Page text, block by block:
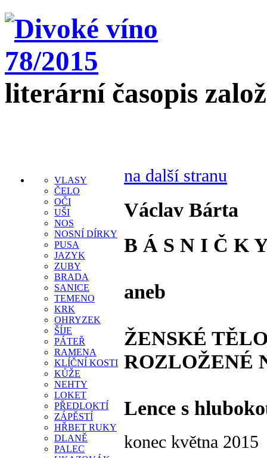
literární časopis
VLASY
ČELO
OČI
UŠI
NOS
NOSNÍ DÍRKY
PUSA
JAZYK
ZUBY
BRADA
SANICE
TEMENO
KRK
OHRYZEK
ŠÍJE
PÁTEŘ
RAMENA
KLÍČNÍ KOSTI
KŮŽE
NEHTY
LOKET
PŘEDLOKTÍ
ZÁPĚSTÍ
HŘBET RUKY
DLANĚ
PALEC
na další stranu
Václav Bárta
B Á S N I Č K
aneb
ŽENSKÉ
ROZLOŽENÉ
Lence s
konec května 2015